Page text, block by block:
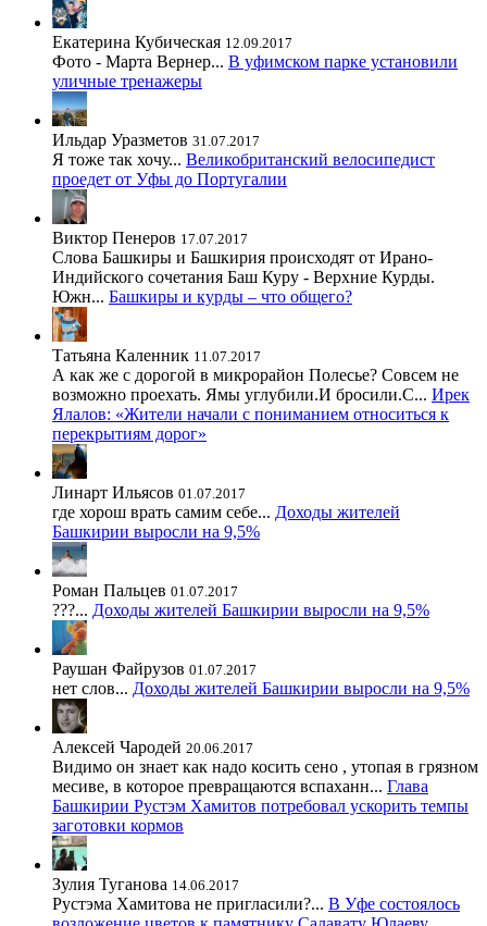
Екатерина Кубическая 12.09.2017
Фото - Марта Вернер... В уфимском парке установили
уличные тренажеры
Ильдар Уразметов 31.07.2017
Я тоже так хочу... Великобританский велосипедист
проедет от Уфы до Португалии
Виктор Пенеров 17.07.2017
Слова Башкиры и Башкирия происходят от Ирано-
Индийского сочетания Баш Куру - Верхние Курды.
Южн... Башкиры и курды – что общего?
Татьяна Каленник 11.07.2017
А как же с дорогой в микрорайон Полесье? Совсем не
возможно проехать. Ямы углубили.И бросили.С... Ирек
Ялалов: «Жители начали с пониманием относиться к
перекрытиям дорог»
Линарт Ильясов 01.07.2017
где хорош врать самим себе... Доходы жителей
Башкирии выросли на 9,5%
Роман Пальцев 01.07.2017
???... Доходы жителей Башкирии выросли на 9,5%
Раушан Файрузов 01.07.2017
нет слов... Доходы жителей Башкирии выросли на 9,5%
Алексей Чародей 20.06.2017
Видимо он знает как надо косить сено , утопая в грязном
месиве, в которое превращаются вспаханн... Глава
Башкирии Рустэм Хамитов потребовал ускорить темпы
заготовки кормов
Зулия Туганова 14.06.2017
Рустэма Хамитова не пригласили?... В Уфе состоялось